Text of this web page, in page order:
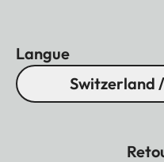
Langue
Switzerland